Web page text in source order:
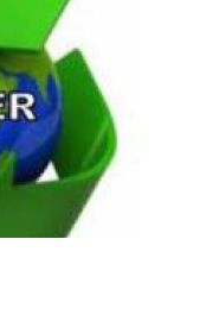
atmosféru.